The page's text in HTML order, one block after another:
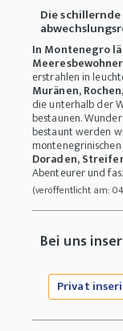
Die
In Montenegro
erstrahlen in
Muränen,
die unterhalb der
bestaunen.
bestaunt werden
Doraden,
Abenteurer und
(veröffentlicht am:
Bei uns
Privat